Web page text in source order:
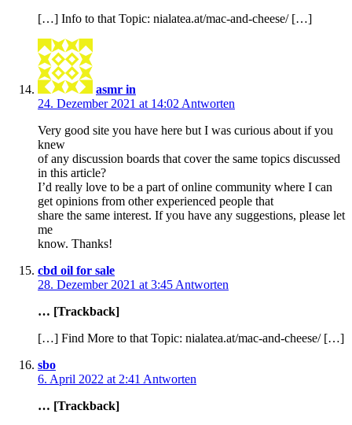
[…] Info to that Topic: nialatea.at/mac-and-cheese/ […]
asmr in
24. Dezember 2021 at 14:02 Antworten
Very good site you have here but I was curious about if you
knew
of any discussion boards that cover the same topics discussed
in this article?
I’d really love to be a part of online community where I can
get opinions from other experienced people that
share the same interest. If you have any suggestions, please let
me
know. Thanks!
cbd oil for sale
28. Dezember 2021 at 3:45 Antworten
… [Trackback]
[…] Find More to that Topic: nialatea.at/mac-and-cheese/ […]
sbo
6. April 2022 at 2:41 Antworten
… [Trackback]